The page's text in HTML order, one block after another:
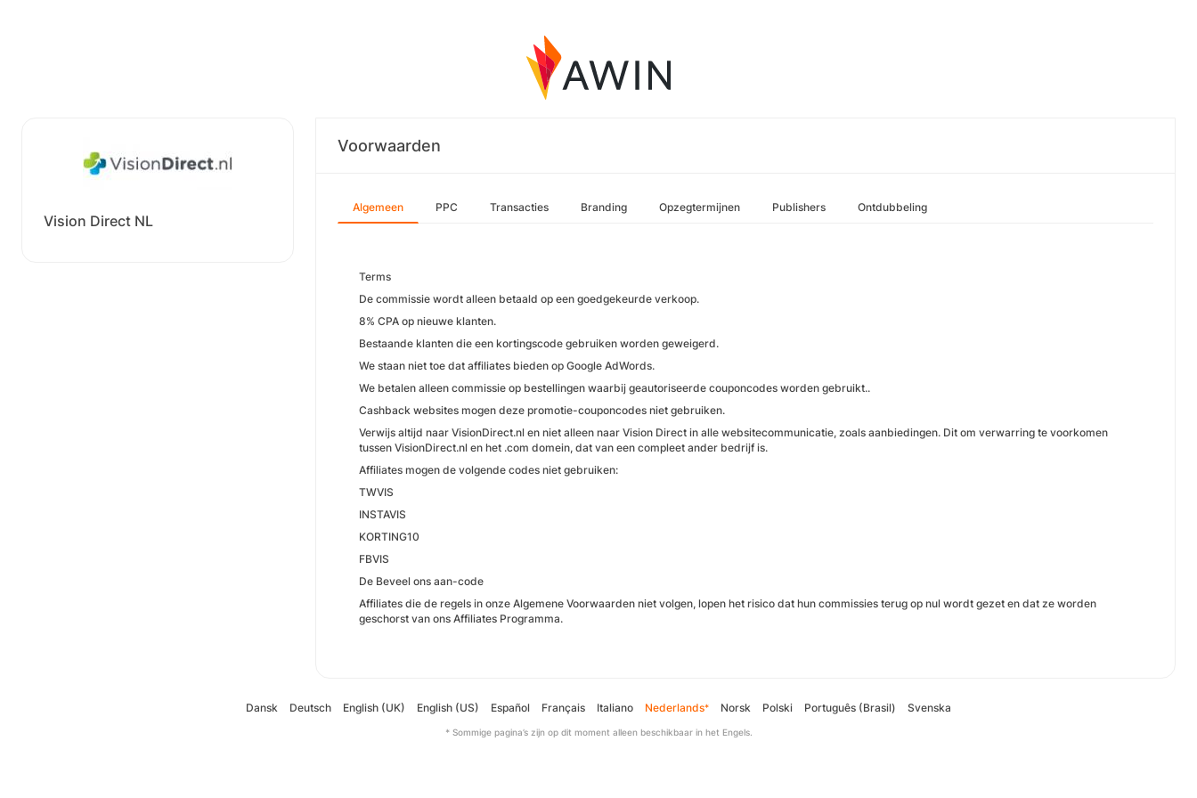
Vision Direct NL
Voorwaarden
Algemeen PPC Transacties Branding Opzegtermijnen Publishers Ontdubbeling
Terms
De commissie wordt alleen betaald op een goedgekeurde verkoop.
8% CPA op nieuwe klanten.
Bestaande klanten die een kortingscode gebruiken worden geweigerd.
We staan niet toe dat affiliates bieden op Google AdWords.
We betalen alleen commissie op bestellingen waarbij geautoriseerde couponcodes worden gebruikt..
Cashback websites mogen deze promotie-couponcodes niet gebruiken.
Verwijs altijd naar VisionDirect.nl en niet alleen naar Vision Direct in alle websitecommunicatie, zoals aanbiedingen. Dit om verwarring te voorkomen
tussen VisionDirect.nl en het .com domein, dat van een compleet ander bedrijf is.
Affiliates mogen de volgende codes niet gebruiken:
TWVIS
INSTAVIS
KORTING10
FBVIS
De Beveel ons aan-code
Affiliates die de regels in onze Algemene Voorwaarden niet volgen, lopen het risico dat hun commissies terug op nul wordt gezet en dat ze worden
geschorst van ons Affiliates Programma.
Dansk Deutsch English (UK) English (US) Español Français Italiano Nederlands* Norsk Polski Português (Brasil) Svenska
* Sommige pagina’s zijn op dit moment alleen beschikbaar in het Engels.